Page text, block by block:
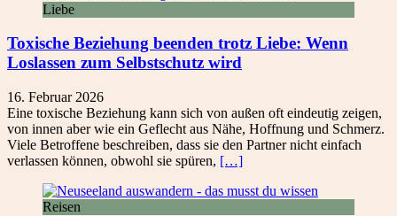
Liebe
Toxische Beziehung beenden trotz Liebe: Wenn
Loslassen zum Selbstschutz wird
16. Februar 2026
Eine toxische Beziehung kann sich von außen oft eindeutig zeigen,
von innen aber wie ein Geflecht aus Nähe, Hoffnung und Schmerz.
Viele Betroffene beschreiben, dass sie den Partner nicht einfach
verlassen können, obwohl sie spüren, […]
Reisen